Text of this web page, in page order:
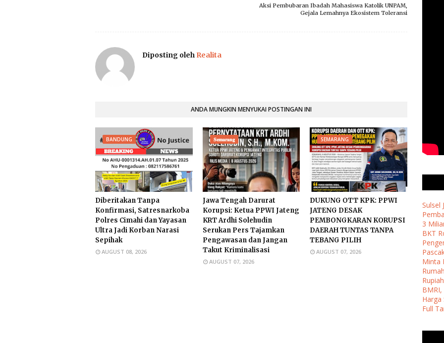
Aksi Pembubaran Ibadah Mahasiswa Katolik UNPAM,
Gejala Lemahnya Ekosistem Toleransi
Diposting oleh Realita
ANDA MUNGKIN MENYUKAI POSTINGAN INI
BANDUNG
Diberitakan Tanpa
Konfirmasi, Satresnarkoba
Polres Cimahi dan Yayasan
Ultra Jadi Korban Narasi
Sepihak
AUGUST 08, 2026
𝐒𝐞𝐦𝐚𝐫𝐚𝐧𝐠
​Jawa Tengah Darurat
Korupsi: Ketua PPWI Jateng
KRT Ardhi Solehudin
Serukan Pers Tajamkan
Pengawasan dan Jangan
Takut Kriminalisasi
AUGUST 07, 2026
SEMARANG
DUKUNG OTT KPK: PPWI
JATENG DESAK
PEMBONGKARAN KORUPSI
DAERAH TUNTAS TANPA
TEBANG PILIH
AUGUST 07, 2026
Sulsel
3
BKT
Minta
Rumah
Harga
Full